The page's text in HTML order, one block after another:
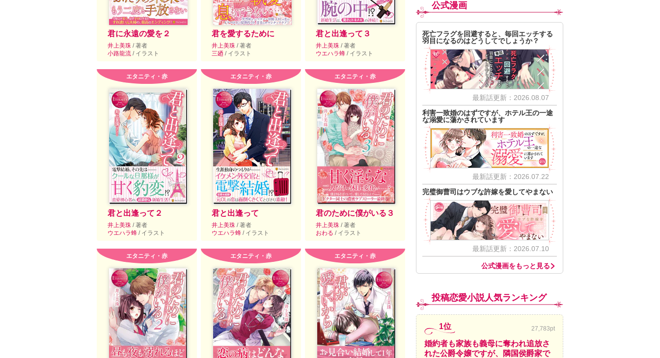
君に永遠の愛を２
井上美珠 / 著者
小路龍流 / イラスト
君を愛するために
井上美珠 / 著者
三廼 / イラスト
君と出逢って３
井上美珠 / 著者
ウエハラ蜂 / イラスト
エタニティ・赤
君と出逢って２
井上美珠 / 著者
ウエハラ蜂 / イラスト
エタニティ・赤
君と出逢って
井上美珠 / 著者
ウエハラ蜂 / イラスト
エタニティ・赤
君のために僕がいる３
井上美珠 / 著者
おわる / イラスト
エタニティ・赤 エタニティ・赤 エタニティ・赤
公式漫画
死亡フラグを回避すると、毎回エッチする
羽目になるのはどうしてでしょうか？
最新話更新：2026.08.07
利害一致婚のはずですが、ホテル王の一途
な溺愛に蕩かされています
最新話更新：2026.07.22
完璧御曹司はウブな許嫁を愛してやまない
最新話更新：2026.07.10
公式漫画をもっと見る
投稿恋愛小説人気ランキング
1位 27,783pt
婚約者も家族も義母に奪われ追放さ
れた公爵令嬢ですが、隣国侯爵家で